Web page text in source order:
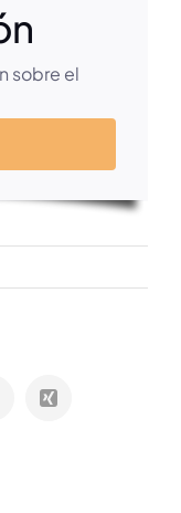
sobre el
Xing